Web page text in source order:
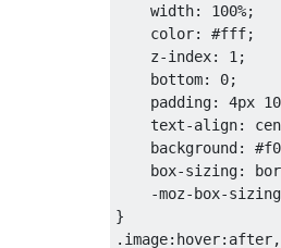
    width
: 100%;
    color
:
#fff;
    z
-index: 1 ;
    bottom
: 0;
    padding
: 4px
    text
-align:
    background
:
    box
-sizing:
-moz-box-sizing
}
. image: hover: after,